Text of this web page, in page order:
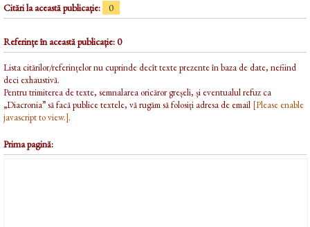
Citări la această publicație: 0
Referințe în această publicație: 0
Lista citărilor/referințelor nu cuprinde decît texte prezente în baza de date, nefiind
deci exhaustivă.
Pentru trimiterea de texte, semnalarea oricăror greșeli, și eventualul refuz ca
„Diacronia” să facă publice textele, vă rugăm să folosiți adresa de email [Please enable
javascript to view.].
Prima pagină: